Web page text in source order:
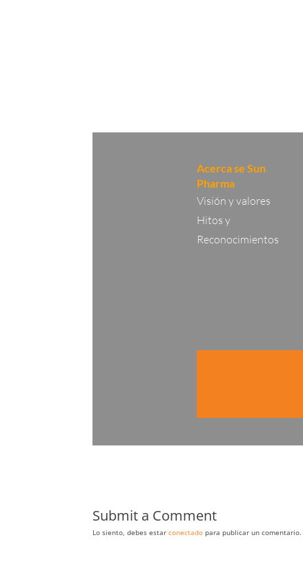
Acerca se Sun
Pharma
Visión y valores
Hitos y
Reconocimientos
Submit a Comment
Lo siento, debes estarconectado para publicar un comentario.